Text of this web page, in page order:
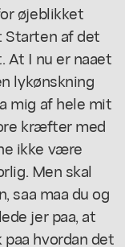
øjeblikket
Starten af det
At I nu er naaet
lykønskning
mig af hele mit
kræfter med
ikke være
Men skal
saa maa du og
jer paa, at
hvordan det